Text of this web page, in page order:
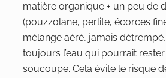
matière organique + un peu de
(pouzzolane, perlite, écorces
mélange aéré, jamais
toujours l’eau qui pourrait
soucoupe. Cela évite le risque